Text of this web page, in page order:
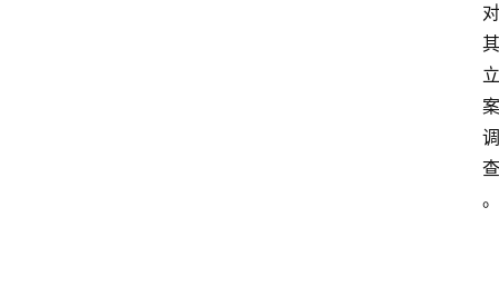
对
其
立
案
调
查
。